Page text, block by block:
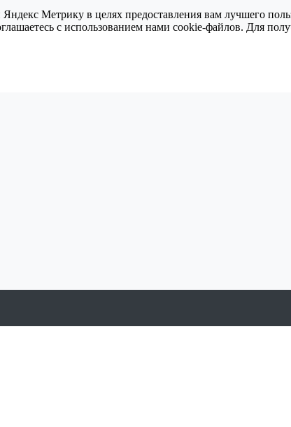
Метрику в целях предоставления вам лучшего
с использованием нами cookie-файлов. Для